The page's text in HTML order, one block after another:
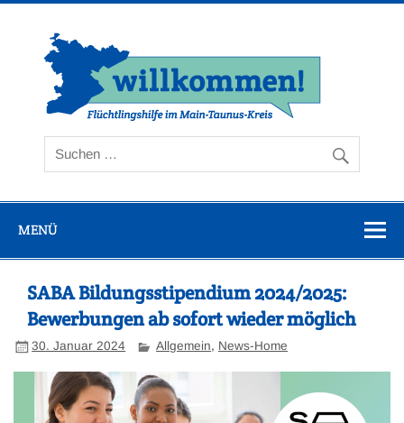
Zum
MENÜ
SABA Bildungsstipendium 2024/2025:
Bewerbungen ab sofort wieder möglich
30. Januar 2024 Allgemein, News-Home